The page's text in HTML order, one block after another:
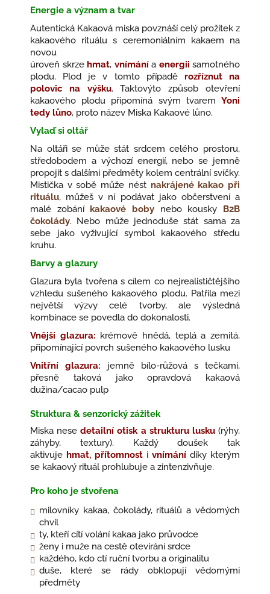
Energie a význam a tvar
Autentická Kakaová miska povznáší celý prožitek z
kakaového rituálu s ceremoniálním kakaem na
novou
úroveň skrze hmat, vnímání a energii samotného
plodu. Plod je v tomto případě rozříznut na
polovic na výšku. Taktovýto způsob otevření
kakaového plodu připomíná svým tvarem Yoni
tedy lůno, proto název Miska Kakaové lůno.
Vylaď si oltář
Na oltáři se může stát srdcem celého prostoru,
středobodem a výchozí energií, nebo se jemně
propojit s dalšími předměty kolem centrální svíčky.
Mistička v sobě může nést nakrájené kakao při
rituálu, můžeš v ní podávat jako občerstvení a
malé zobání kakaové boby nebo kousky B2B
čokolády. Nebo může jednodušestát sama za
sebe jako vyživující symbol kakaového středu
kruhu.
Barvy a glazury
Glazura byla tvořena s cílem co nejrealističtějšího
vzhledu sušeného kakaového plodu. Patřila mezi
největší výzvy celé tvorby, ale výsledná
kombinace se povedla do dokonalosti.
Vnější glazura: krémově hnědá, teplá a zemitá,
připomínající povrch sušeného kakaového lusku
Vnitřní glazura: jemně bílo-růžová s tečkami,
přesně taková jako opravdová kakaová
dužina/cacao pulp
Struktura & senzorický zážitek
Miska nesedetailní otisk a strukturu lusku(rýhy,
záhyby, textury). Každý doušek tak
aktivuje hmat, přítomnost i vnímání díky kterým
se kakaový rituál prohlubuje a zintenzivňuje.
Pro koho je stvořena
milovníky kakaa, čokolády, rituálů a vědomých
chvil
ty, kteří cítí volání kakaa jako průvodce
ženy i muže na cestě otevírání srdce
každého, kdo ctí ruční tvorbu a originalitu
duše, které se rády obklopují vědomými
předměty